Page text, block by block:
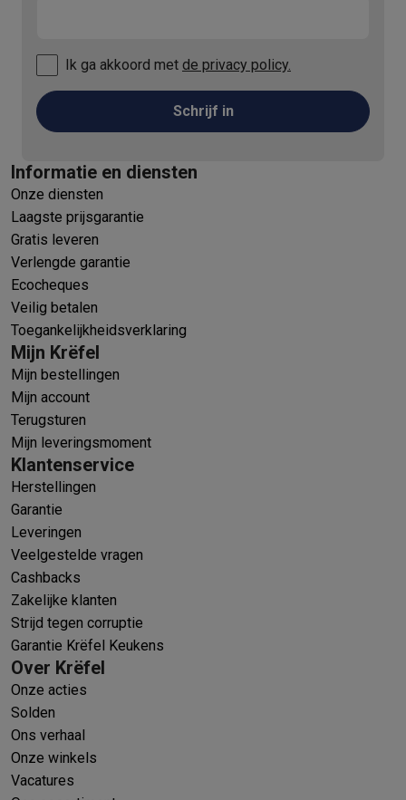
Ik ga akkoord met de privacy policy.
Schrijf in
Informatie en diensten
Onze diensten
Laagste prijsgarantie
Gratis leveren
Verlengde garantie
Ecocheques
Veilig betalen
Toegankelijkheidsverklaring
Mijn Krëfel
Mijn bestellingen
Mijn account
Terugsturen
Mijn leveringsmoment
Klantenservice
Herstellingen
Garantie
Leveringen
Veelgestelde vragen
Cashbacks
Zakelijke klanten
Strijd tegen corruptie
Garantie Krëfel Keukens
Over Krëfel
Onze acties
Solden
Ons verhaal
Onze winkels
Vacatures